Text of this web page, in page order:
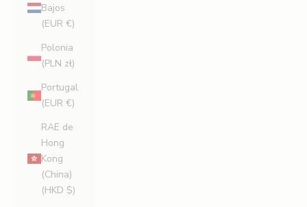
Bajos
(EUR €)
Polonia
(PLN zł)
Portugal
(EUR €)
RAE de
Hong
Kong
(China)
(HKD $)